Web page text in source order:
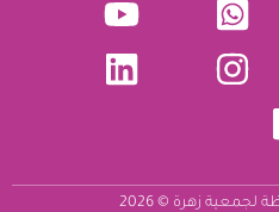
زهرة © 2026